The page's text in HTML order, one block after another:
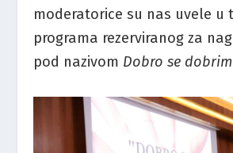
moderatorice su nas uvele u
programa rezerviranog za
pod nazivom Dobro se